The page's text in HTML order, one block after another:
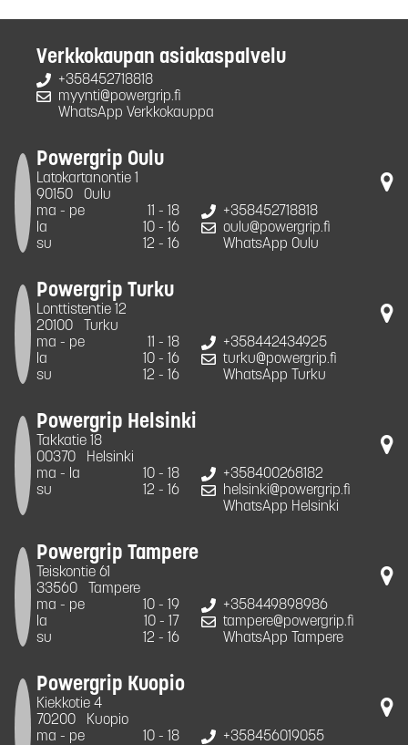
Verkkokaupan asiakaspalvelu
+358452718818
myynti@powergrip.fi
WhatsApp Verkkokauppa
Powergrip Oulu
Latokartanontie 1
90150
Oulu
ma - pe
11 - 18
la
10 - 16
su
12 - 16
+358452718818
oulu@powergrip.fi
WhatsApp Oulu
Powergrip Turku
Lonttistentie 12
20100
Turku
ma - pe
11 - 18
la
10 - 16
su
12 - 16
+358442434925
turku@powergrip.fi
WhatsApp Turku
Powergrip Helsinki
Takkatie 18
00370
Helsinki
ma - la
10 - 18
su
12 - 16
+358400268182
helsinki@powergrip.fi
WhatsApp Helsinki
Powergrip Tampere
Teiskontie 61
33560
Tampere
ma - pe
10 - 19
la
10 - 17
su
12 - 16
+358449898986
tampere@powergrip.fi
WhatsApp Tampere
Powergrip Kuopio
Kiekkotie 4
70200
Kuopio
ma - pe
10 - 18
+358456019055